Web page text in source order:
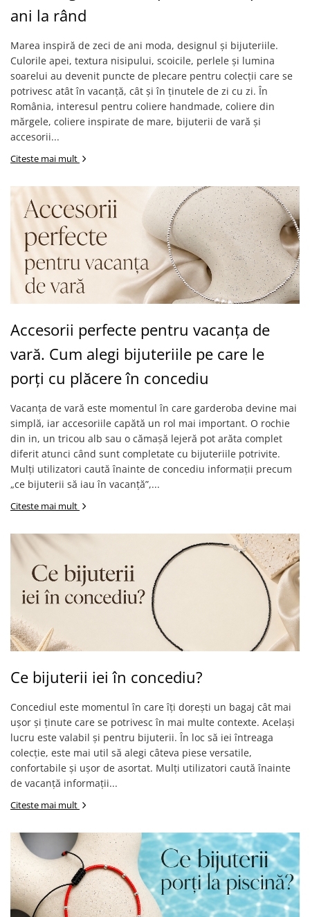
Coliere cu Animale
Coliere Diverse
BRĂȚĂRI
BRĂȚĂRI CU ȘNUR REGLABIL
Brățări din Aur cu șnur reglabil
Brățări din Argint cu șnur reglabil
BRĂȚĂRI CU PIETRE SEMIPREȚIOASE
Brățări din Aur cu pietre
Brățări din Argint cu pietre
semiprețioase
Brățări elastice cu pietre
semiprețioase
BRĂȚĂRI DE PICIOR
Brățări de picior din Aur
Brățări de picior din Argint
Coliere cu mărgele colorate și
Argint
Coliere cu pietre semiprețioase
ani la rând
Marea inspiră de zeci de ani moda, designul și bijuteriile.
Culorile apei, textura nisipului, scoicile, perlele și lumina
soarelui au devenit puncte de plecare pentru colecții care se
potrivesc atât în vacanță, cât și în ținutele de zi cu zi. În
România, interesul pentru coliere handmade, coliere din
mărgele, coliere inspirate de mare, bijuterii de vară și
accesorii...
Citeste mai mult
Accesorii perfecte pentru vacanța de
vară. Cum alegi bijuteriile pe care le
porți cu plăcere în concediu
Vacanța de vară este momentul în care garderoba devine mai
simplă, iar accesoriile capătă un rol mai important. O rochie
din in, un tricou alb sau o cămașă lejeră pot arăta complet
diferit atunci când sunt completate cu bijuteriile potrivite.
Mulți utilizatori caută înainte de concediu informații precum
„ce bijuterii să iau în vacanță”,...
Citeste mai mult
Ce bijuterii iei în concediu?
Concediul este momentul în care îți dorești un bagaj cât mai
ușor și ținute care se potrivesc în mai multe contexte. Același
lucru este valabil și pentru bijuterii. În loc să iei întreaga
colecție, este mai util să alegi câteva piese versatile,
confortabile și ușor de asortat. Mulți utilizatori caută înainte
de vacanță informații...
Citeste mai mult